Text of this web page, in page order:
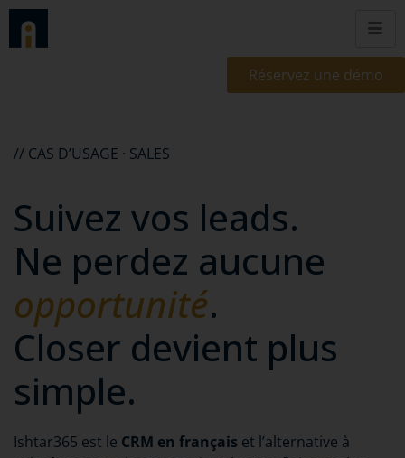
Réservez une démo
// CAS D’USAGE · SALES
Suivez vos leads.
Ne perdez aucune
opportunité.
Closer devient plus
simple.
Ishtar365 est le CRM en français et l’alternative à